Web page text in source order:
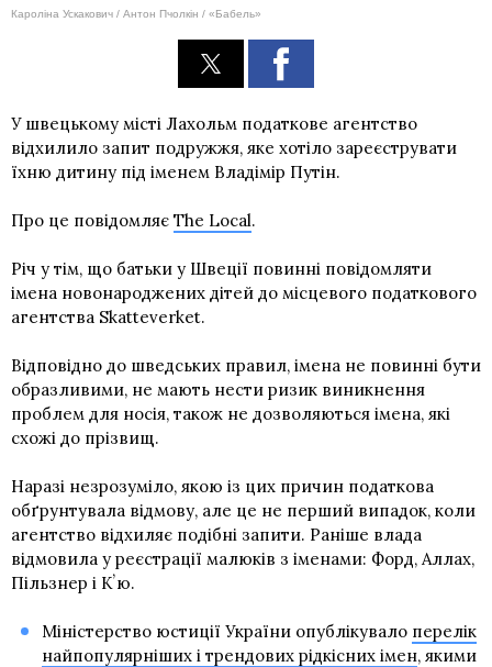
Кароліна Ускакович / Антон Пчолкін / «Бабель»
У швецькому місті Лахольм податкове агентство
відхилило запит подружжя, яке хотіло зареєструвати
їхню дитину під іменем Владімір Путін.
Про це повідомляє The Local.
Річ у тім, що батьки у Швеції повинні повідомляти
імена новонароджених дітей до місцевого податкового
агентства Skatteverket.
Відповідно до шведських правил, імена не повинні бути
образливими, не мають нести ризик виникнення
проблем для носія, також не дозволяються імена, які
схожі до прізвищ.
Наразі незрозуміло, якою із цих причин податкова
обґрунтувала відмову, але це не перший випадок, коли
агентство відхиляє подібні запити. Раніше влада
відмовила у реєстрації малюків з іменами: Форд, Аллах,
Пільзнер і Кʼю.
Міністерство юстиції України опублікувало перелік
найпопулярніших і трендових рідкісних імен, якими